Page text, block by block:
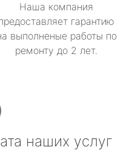
Наша компания
гарантию
выполненые работы по
ремонту до 2 лет.
наших услуг